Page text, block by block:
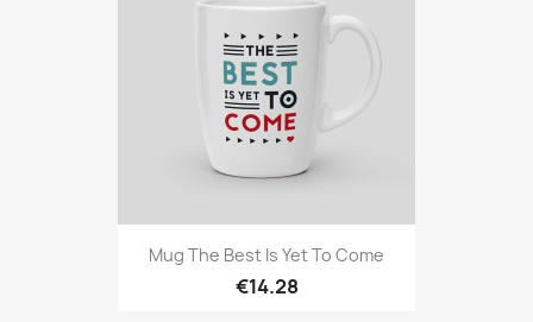
Mug The Best Is Yet To Come
€14.28